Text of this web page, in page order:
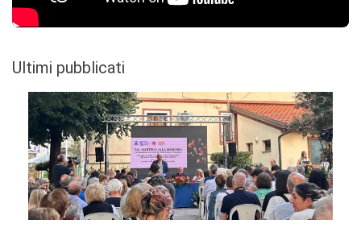
Ultimi pubblicati